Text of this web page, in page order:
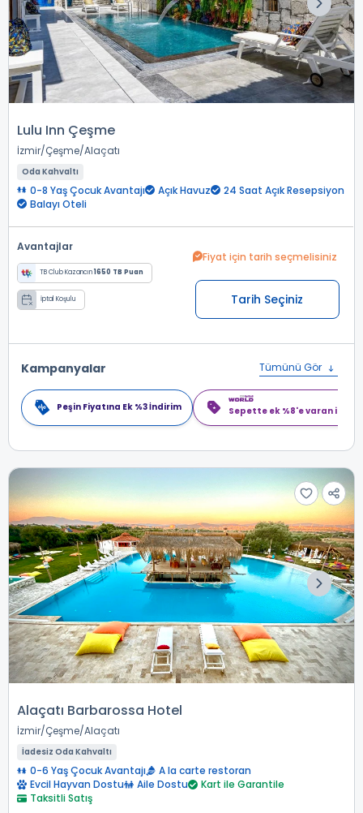
Lulu Inn Çeşme
İzmir Çeşme Alaçatı
Oda Kahvaltı
0-8 Yaş Çocuk Avantajı Açık Havuz
24 Saat Açık Resepsiyon
Balayı Oteli
Avantajlar
TB Club Kazancın1650 TB Puan
İptal Koşulu
Fiyat için tarih seçmelisiniz
Tarih Seçiniz
Kampanyalar Tümünü Gör
Peşin Fiyatına Ek %3 İndirim Sepette ek %8'e varan
Alaçatı Barbarossa Hotel
İzmir Çeşme Alaçatı
İadesiz Oda Kahvaltı
0-6 Yaş Çocuk Avantajı
A la carte restoran
Evcil Hayvan Dostu
Aile Dostu
Kart ile Garantile
Taksitli Satış